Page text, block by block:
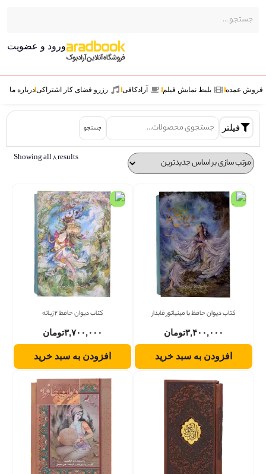
ورود و عضویت
عمده بلیط نمایش فیلم آرادکافی رزرو فضای کار اشتراکی درباره ما
فیلتر جستجو
Showing all 8 results
کتاب دیوان حافظ با مینیاتور قابدار
۳,۴۰۰,۰۰۰تومان
افزودن به سبد خرید
کتاب دیوان حافظ 2 زبانه
۳,۷۰۰,۰۰۰تومان
افزودن به سبد خرید